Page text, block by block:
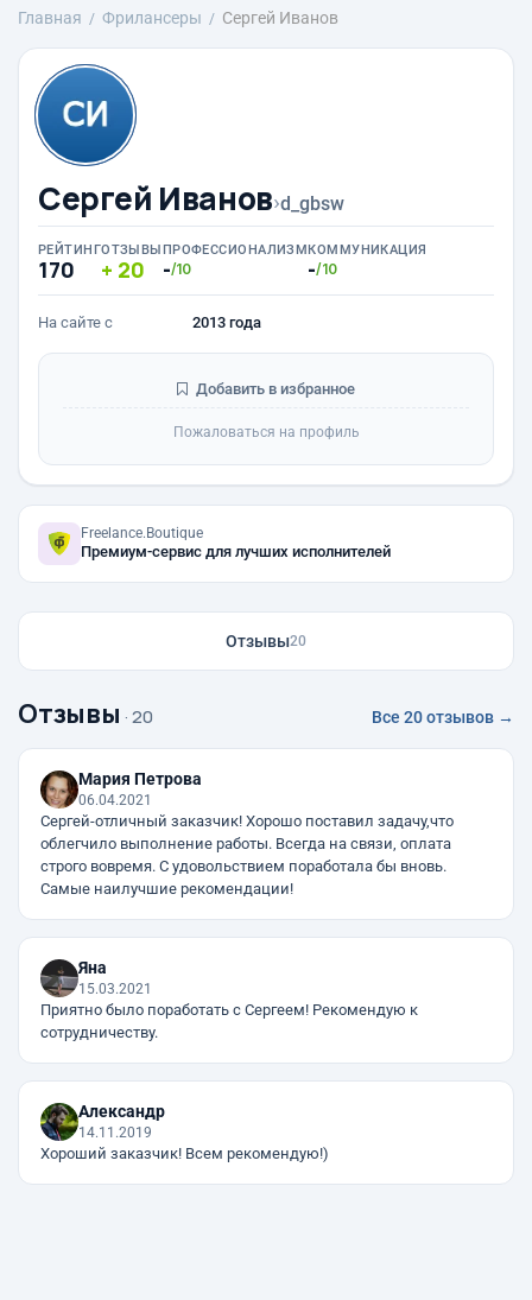
Главная Фрилансеры Сергей Иванов
Сергей Иванов›d_gbsw
РЕЙТИНГ
170
ОТЗЫВЫ
20
ПРОФЕССИОНАЛИЗМ
-/10
КОММУНИКАЦИЯ
-/10
На сайте с 2013 года
Добавить в избранное
Пожаловаться на профиль
Freelance.Boutique
Премиум-сервис для лучших исполнителей
Отзывы20
Отзывы · 20 Все 20 отзывов →
Мария Петрова
06.04.2021
Сергей-отличный заказчик! Хорошо поставил задачу,что
облегчило выполнение работы. Всегда на связи, оплата
строго вовремя. С удовольствием поработала бы вновь.
Самые наилучшие рекомендации!
Яна
15.03.2021
Приятно было поработать с Сергеем! Рекомендую к
сотрудничеству.
Александр
14.11.2019
Хороший заказчик! Всем рекомендую!)